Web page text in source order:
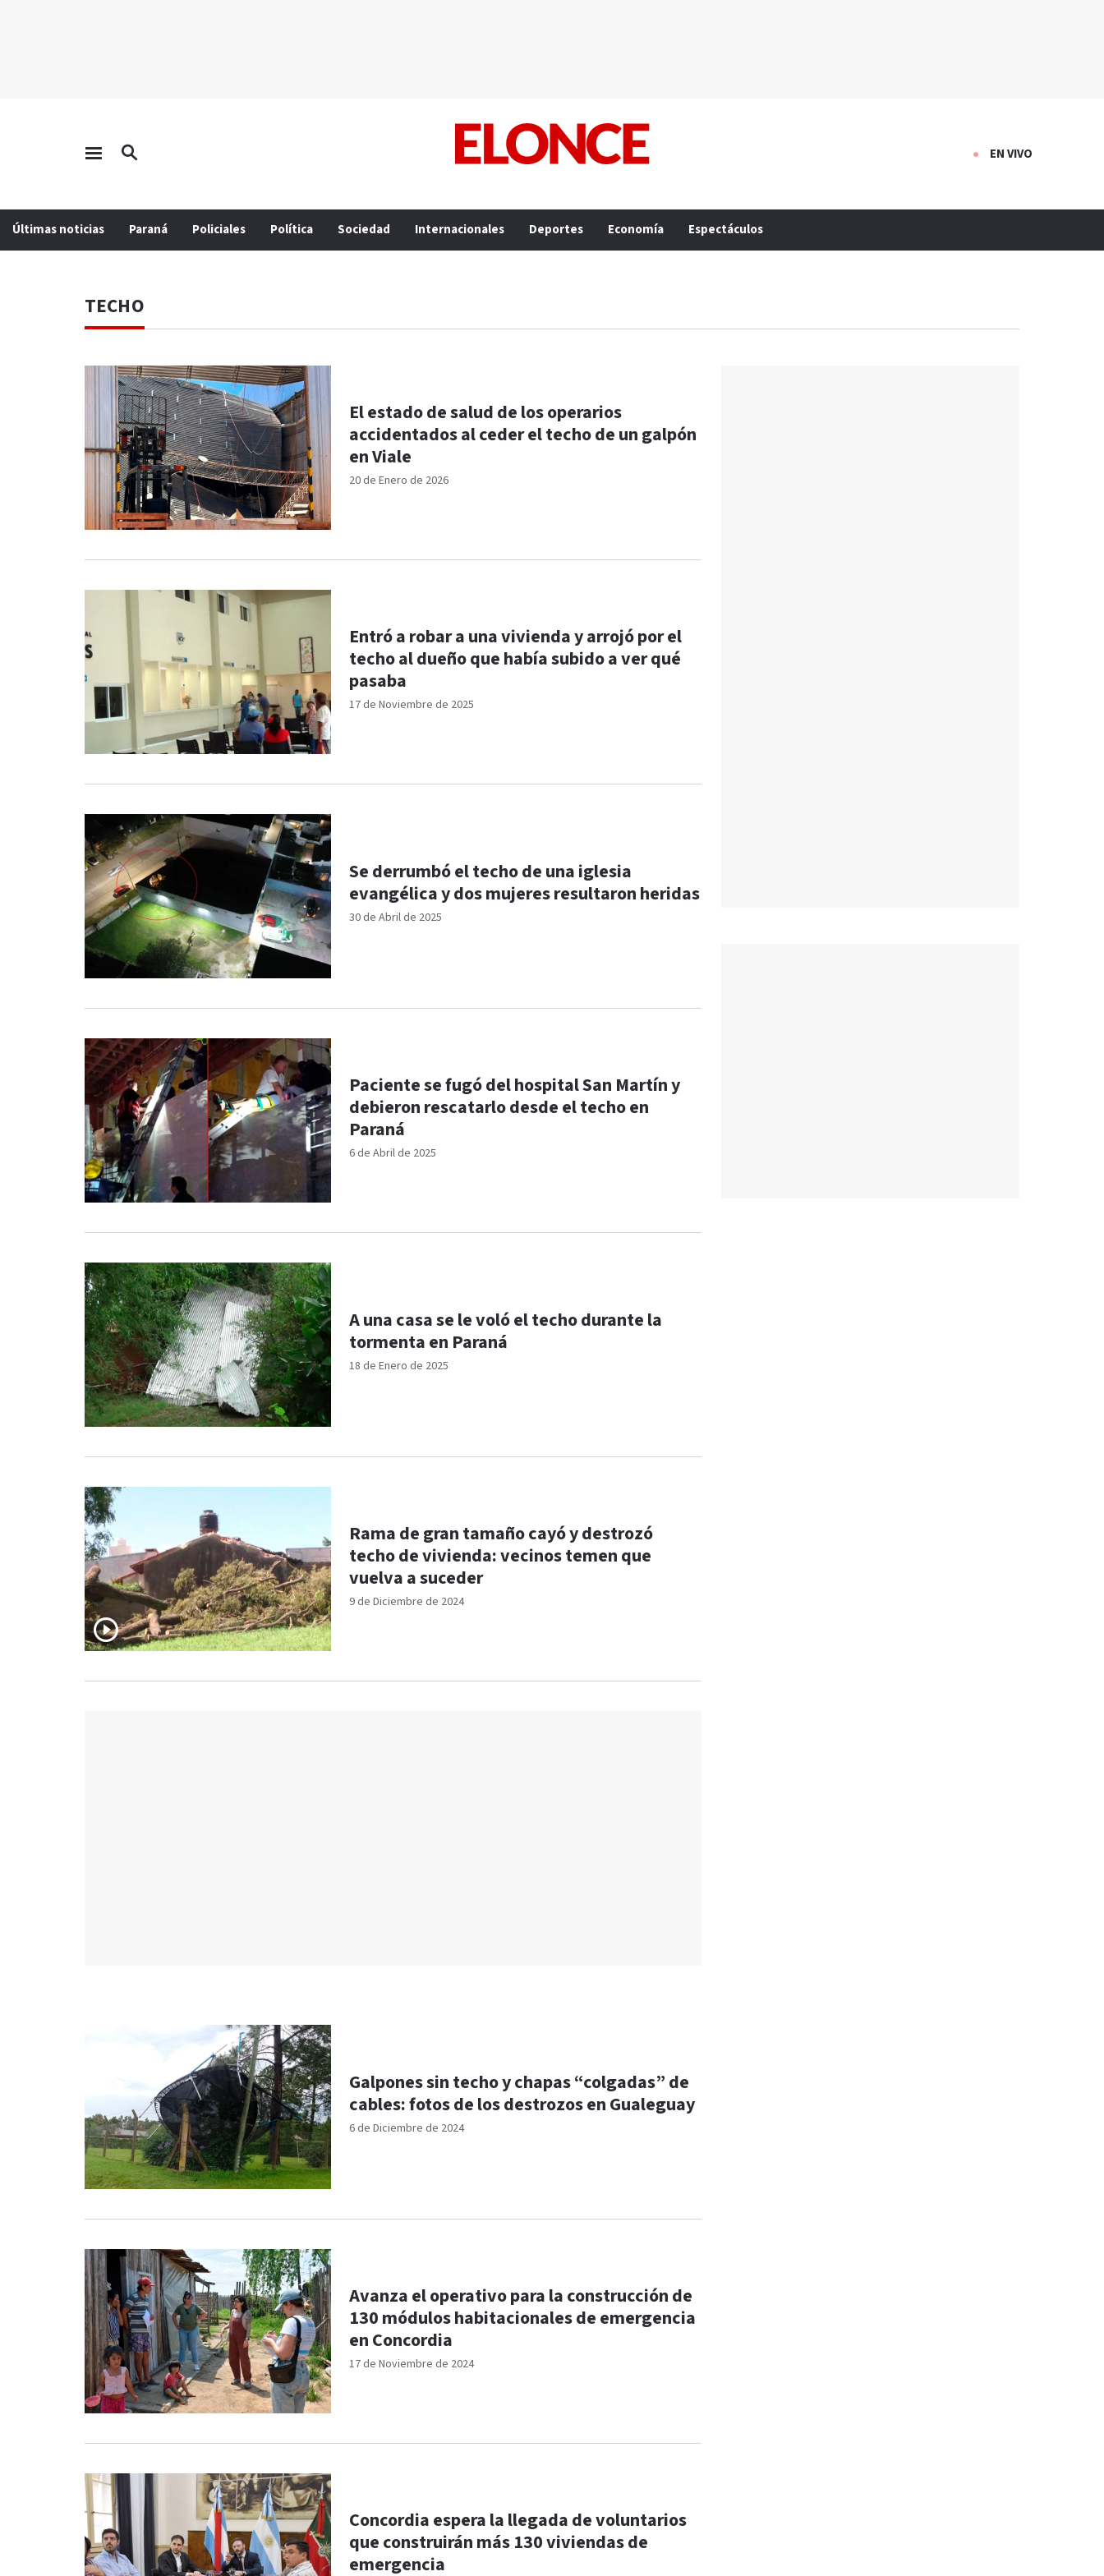
EN VIVO
Últimas noticias Paraná Policiales Política Sociedad Internacionales Deportes Economía Espectáculos
TECHO
20 de Enero de 2026
El estado de salud de los operarios
accidentados al ceder el techo de un galpón
en Viale
17 de Noviembre de 2025
Entró a robar a una vivienda y arrojó por el
techo al dueño que había subido a ver qué
pasaba
30 de Abril de 2025
Se derrumbó el techo de una iglesia
evangélica y dos mujeres resultaron heridas
6 de Abril de 2025
Paciente se fugó del hospital San Martín y
debieron rescatarlo desde el techo en
Paraná
18 de Enero de 2025
A una casa se le voló el techo durante la
tormenta en Paraná
9 de Diciembre de 2024
Rama de gran tamaño cayó y destrozó
techo de vivienda: vecinos temen que
vuelva a suceder
6 de Diciembre de 2024
Galpones sin techo y chapas “colgadas” de
cables: fotos de los destrozos en Gualeguay
17 de Noviembre de 2024
Avanza el operativo para la construcción de
130 módulos habitacionales de emergencia
en Concordia
Concordia espera la llegada de voluntarios
que construirán más 130 viviendas de
emergencia